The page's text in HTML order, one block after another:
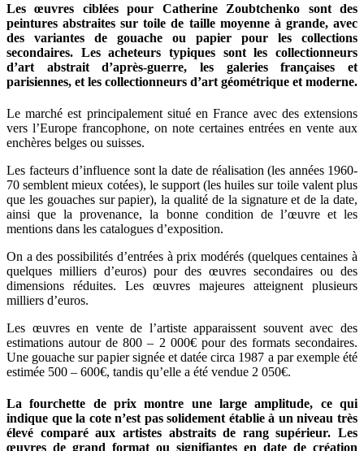
Les œuvres ciblées pour Catherine Zoubtchenko sont des
peintures abstraites sur toile de taille moyenne à grande, avec
des variantes de gouache ou papier pour les collections
secondaires. Les acheteurs typiques sont les collectionneurs
d’art abstrait d’après-guerre, les galeries françaises et
parisiennes, et les collectionneurs d’art géométrique et moderne.
Le marché est principalement situé en France avec des extensions
vers l’Europe francophone, on note certaines entrées en vente aux
enchères belges ou suisses.
Les facteurs d’influence sont la date de réalisation (les années 1960-
70 semblent mieux cotées), le support (les huiles sur toile valent plus
que les gouaches sur papier), la qualité de la signature et de la date,
ainsi que la provenance, la bonne condition de l’œuvre et les
mentions dans les catalogues d’exposition.
On a des possibilités d’entrées à prix modérés (quelques centaines à
quelques milliers d’euros) pour des œuvres secondaires ou des
dimensions réduites. Les œuvres majeures atteignent plusieurs
milliers d’euros.
Les œuvres en vente de l’artiste apparaissent souvent avec des
estimations autour de 800 – 2 000€ pour des formats secondaires.
Une gouache sur papier signée et datée circa 1987 a par exemple été
estimée 500 – 600€, tandis qu’elle a été vendue 2 050€.
La fourchette de prix montre une large amplitude, ce qui
indique que la cote n’est pas solidement établie à un niveau très
élevé comparé aux artistes abstraits de rang supérieur. Les
œuvres de grand format ou signifiantes en date de création